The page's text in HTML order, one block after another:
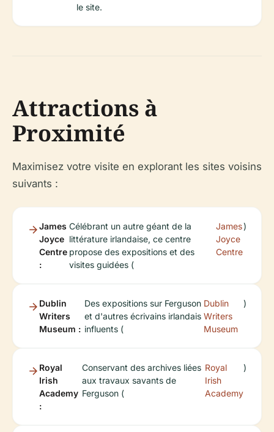
le site.
Attractions à
Proximité
Maximisez votre visite en explorant les sites voisins
suivants :
James
Joyce
Centre
:
Célébrant un autre géant de la
littérature irlandaise, ce centre
propose des expositions et des
visites guidées (
James
Joyce
Centre
)
Dublin
Writers
Museum :
Des expositions sur Ferguson
et d'autres écrivains irlandais
influents (
Dublin
Writers
Museum
)
Royal
Irish
Academy
:
Conservant des archives liées
aux travaux savants de
Ferguson (
Royal
Irish
Academy
)